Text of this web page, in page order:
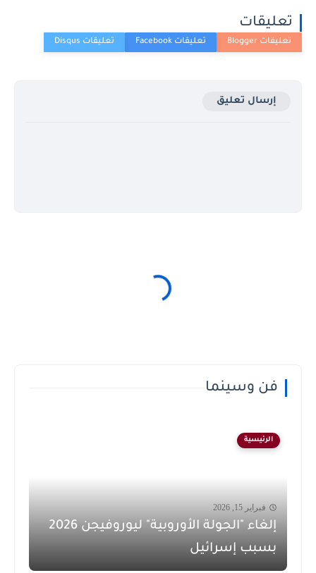
تعليقات
إرسال تعليق
فن وسينما
الرئيسية
فبراير 15, 2026
إلغاء "الجولة الأوروبية" ليوروفيجن 2026
بسبب إسرائيل